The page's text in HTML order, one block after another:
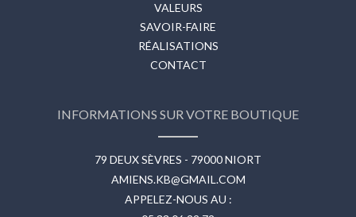
VALEURS
SAVOIR-FAIRE
RÉALISATIONS
CONTACT
INFORMATIONS SUR VOTRE BOUTIQUE
79 DEUX SÈVRES - 79000 NIORT
AMIENS.KB@GMAIL.COM
APPELEZ-NOUS AU :